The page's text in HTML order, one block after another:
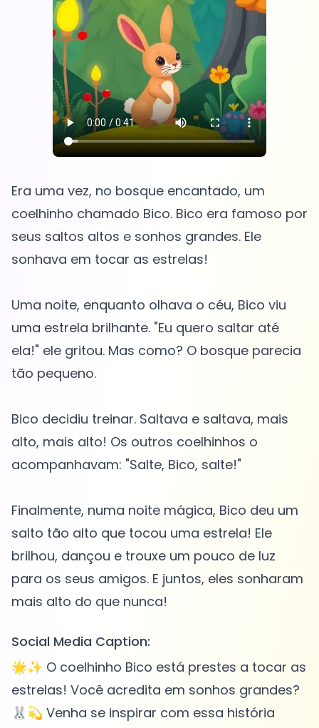
Era uma vez, no bosque encantado, um
coelhinho chamado Bico. Bico era famoso por
seus saltos altos e sonhos grandes. Ele
sonhava em tocar as estrelas!
Uma noite, enquanto olhava o céu, Bico viu
uma estrela brilhante. "Eu quero saltar até
ela!" ele gritou. Mas como? O bosque parecia
tão pequeno.
Bico decidiu treinar. Saltava e saltava, mais
alto, mais alto! Os outros coelhinhos o
acompanhavam: "Salte, Bico, salte!"
Finalmente, numa noite mágica, Bico deu um
salto tão alto que tocou uma estrela! Ele
brilhou, dançou e trouxe um pouco de luz
para os seus amigos. E juntos, eles sonharam
Social Media Caption:
🌟✨ O coelhinho Bico está prestes a tocar as
estrelas! Você acredita em sonhos grandes?
🐰💫 Venha se inspirar com essa história